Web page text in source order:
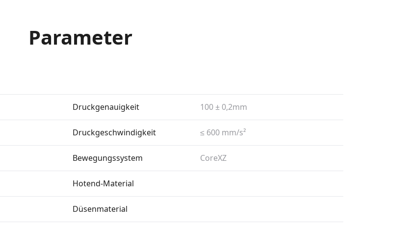
Parameter
Druckgenauigkeit 100 ± 0,2mm
Druckgeschwindigkeit ≤ 600 mm/​s²
Bewegungssystem CoreXZ
Hotend-Material
Düsenmaterial